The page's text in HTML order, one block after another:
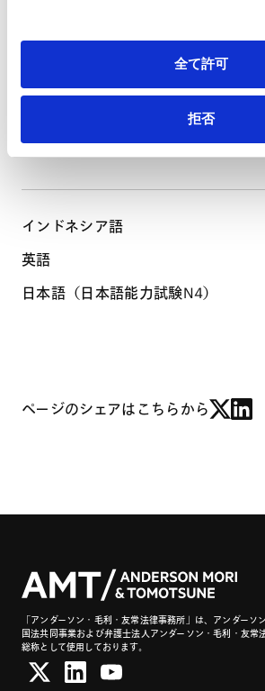
全て許可
拒否
Indonesian Advocates Association
The Law Society of England and
使用言語
インドネシア語
英語
日本語（日本語能力試験N4）
ページのシェアはこちらから
「アンダーソン・毛利・友常法律事務所」は、アンダーソ
国法共同事業および弁護士法人アンダーソン・毛利・友常
総称として使用しております。